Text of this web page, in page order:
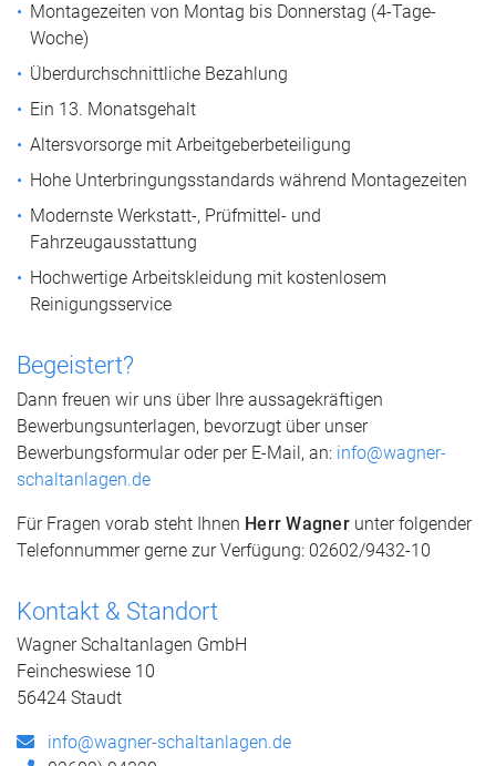
Montagezeiten von Montag bis Donnerstag (4-Tage-
Woche)
Überdurchschnittliche Bezahlung
Ein 13. Monatsgehalt
Altersvorsorge mit Arbeitgeberbeteiligung
Hohe Unterbringungsstandards während Montagezeiten
Modernste Werkstatt-, Prüfmittel- und
Fahrzeugausstattung
Hochwertige Arbeitskleidung mit kostenlosem
Reinigungsservice
Begeistert?
Dann freuen wir uns über Ihre aussagekräftigen
Bewerbungsunterlagen, bevorzugt über unser
Bewerbungsformular oder per E-Mail, an: info@wagner-
schaltanlagen.de
Für Fragen vorab steht Ihnen Herr Wagner unter folgender
Telefonnummer gerne zur Verfügung: 02602/9432-10
Kontakt & Standort
Wagner Schaltanlagen GmbH
Feincheswiese 10
56424 Staudt
info@wagner-schaltanlagen.de